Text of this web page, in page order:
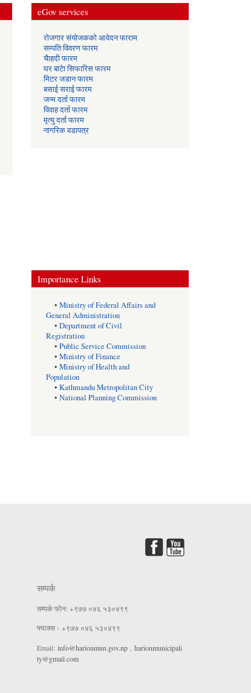
eGov services
रोजगार संयोजकको आवेदन फाराम
सम्पति विवरण फारम
चैाहदी फारम
घर बाटेा सिफारिस फारम
मिटर जडान फारम
बसाई सराई फारम
जन्म दर्ता फारम
विवाह दर्ता फारम
मृत्यु दर्ता फारम
नागरिक वडापत्र
Importance Links
• Ministry of Federal Affairs and
General Administration
• Department of Civil
Registration
• Public Service Commission
• Ministry of Finance
• Ministry of Health and
Population
• Kathmandu Metropolitan City
• National Planning Commission
सम्पर्क
सम्पर्क फोन: +९७७ ०४६ ५३०४९९
फ्याक्स ः +९७७ ०४६ ५३०४९९
Email: info@harionmun.gov.np, harionmunicipali
ty@gmail.com